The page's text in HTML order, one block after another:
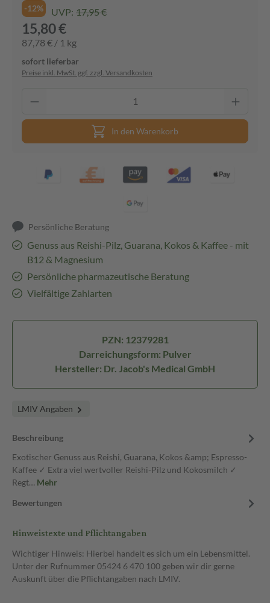
-12% UVP: 17,95 €
15,80 €
87,78 € / 1 kg
sofort lieferbar
Preise inkl. MwSt. ggf. zzgl. Versandkosten
In den Warenkorb
Persönliche Beratung
Genuss aus Reishi-Pilz, Guarana, Kokos & Kaffee - mit
B12 & Magnesium
Persönliche pharmazeutische Beratung
Vielfältige Zahlarten
PZN: 12379281
Darreichungsform: Pulver
Hersteller: Dr. Jacob's Medical GmbH
LMIV Angaben
Beschreibung
Exotischer Genuss aus Reishi, Guarana, Kokos &amp; Espresso-
Kaffee ✓ Extra viel wertvoller Reishi-Pilz und Kokosmilch ✓
Regt… Mehr
Bewertungen
Hinweistexte und Pflichtangaben
Wichtiger Hinweis: Hierbei handelt es sich um ein Lebensmittel.
Unter der Rufnummer 05424 6 470 100 geben wir dir gerne
Auskunft über die Pflichtangaben nach LMIV.